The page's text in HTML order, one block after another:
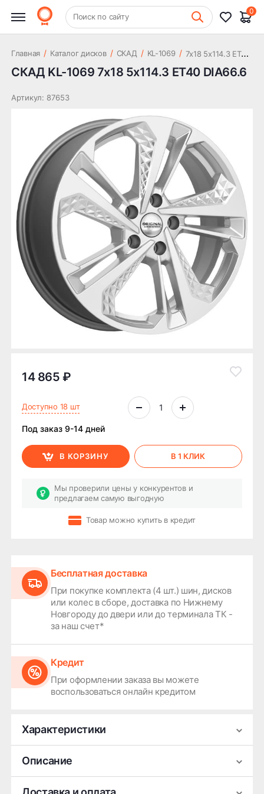
+7 (831) 261-35-35 Шиномонтаж
Поиск по сайту
0
Главная / Каталог дисков / СКАД / KL-1069 / 7
x18 5x114.3 ET40 DIA66.6
СКАД KL-1069 7x18 5x114.3 ET40 DIA66.6
Артикул: 87653
14 865 ₽
Доступно 18 шт
Под заказ 9-14 дней
В КОРЗИНУ В 1 КЛИК
Мы проверили цены у конкурентов и
предлагаем самую выгодную
Товар можно купить в кредит
Бесплатная доставка
При покупке комплекта (4 шт.) шин, дисков
или колес в сборе, доставка по Нижнему
Новгороду до двери или до терминала ТК -
за наш счет*
Кредит
При оформлении заказа вы можете
воспользоваться онлайн кредитом
Характеристики
Производитель
Ширина
7
Диаметр
18
Описание
Легковой колесный диск СКАД KL-1069 выполнен